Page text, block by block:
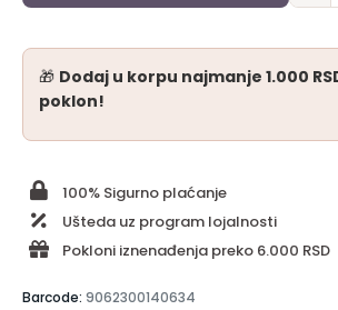
🎁 Dodaj u korpu najmanje 1.000
poklon!
100% Sigurno plaćanje
Ušteda uz program lojalnosti
Pokloni iznenađenja preko 6.000 RSD
Barcode: 9062300140634